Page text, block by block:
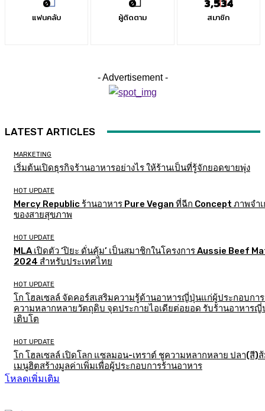
แฟนคลับ ผู้ติดตาม สมาชิก
- Advertisement -
LATEST ARTICLES
MARKETING
เริ่มต้นเปิดธุรกิจร้านอาหารอย่างไร ให้ร้านเป็นที่รู้จักยอดขายพุ่ง
HOT UPDATE
Mercy Republic ร้านอาหาร Pure Vegan ที่ฉีก Concept ภาพจำเ
ของสายสุขภาพ
HOT UPDATE
MLA เปิดตัว ‘ปิยะ ดั่นคุ้ม’ เป็นสมาชิกในโครงการ Aussie Beef
2024 สำหรับประเทศไทย
HOT UPDATE
โก โฮลเซลล์ จัดคอร์สเสริมความรู้ด้านอาหารญี่ปุ่นแก่ผู้ประกอบกา
ความหลากหลายวัตถุดิบ จุดประกายไอเดียต่อยอด รับร้านอาหาร
เติบโต
HOT UPDATE
โก โฮลเซลล์ เปิดโลก แซลมอน-เทราต์ ชูความหลากหลาย ปลา(สี)
เมนูฮิตสร้างมูลค่าเพิ่มเพื่อผู้ประกอบการร้านอาหาร
โหลดเพิ่มเติม